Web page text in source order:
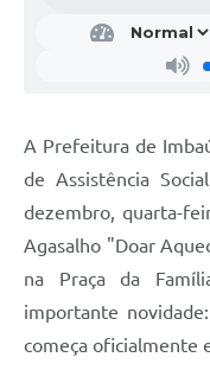
A Prefeitura de
de Assistência
dezembro, quarta-
Agasalho "Doar
na Praça da
importante
começa oficialmente